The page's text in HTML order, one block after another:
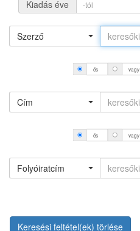
Kiadás éve
Szerző
és vagy
Cím
és vagy
Folyóiratcím
Keresési feltétel(ek) törlése